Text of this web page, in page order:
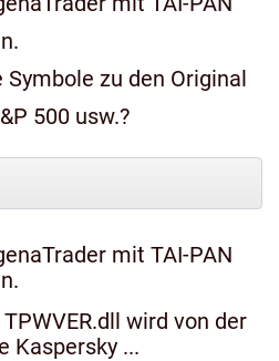
zu den Original
500 usw.?
mit TAI-PAN
wird von der
Kaspersky ...